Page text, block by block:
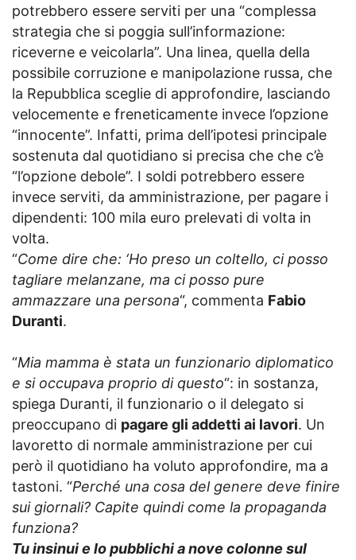
potrebbero essere serviti per una “complessa
strategia che si poggia sull’informazione:
riceverne e veicolarla”. Una linea, quella della
possibile corruzione e manipolazione russa, che
la Repubblica sceglie di approfondire, lasciando
velocemente e freneticamente invece l’opzione
“innocente”. Infatti, prima dell’ipotesi principale
sostenuta dal quotidiano si precisa che che c’è
“l’opzione debole”. I soldi potrebbero essere
invece serviti, da amministrazione, per pagare i
dipendenti: 100 mila euro prelevati di volta in
volta.
“Come dire che: ‘Ho preso un coltello, ci posso
tagliare melanzane, ma ci posso pure
ammazzare una persona“, commenta Fabio
Duranti.
“Mia mamma è stata un funzionario diplomatico
e si occupava proprio di questo“: in sostanza,
spiega Duranti, il funzionario o il delegato si
preoccupano di pagare gli addetti ai lavori. Un
lavoretto di normale amministrazione per cui
però il quotidiano ha voluto approfondire, ma a
tastoni. “Perché una cosa del genere deve finire
sui giornali? Capite quindi come la propaganda
funziona?
Tu insinui e lo pubblichi a nove colonne sul